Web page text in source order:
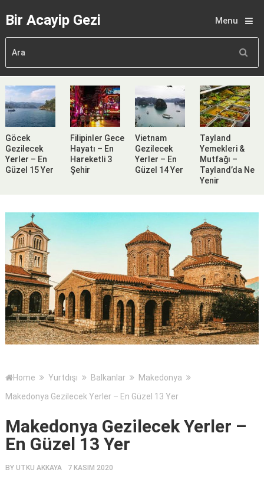
Bir Acayip Gezi Menu
Göcek
Gezilecek
Yerler – En
Güzel 15 Yer
Filipinler Gece
Hayatı – En
Hareketli 3
Şehir
Vietnam
Gezilecek
Yerler – En
Güzel 14 Yer
Tayland
Yemekleri &
Mutfağı –
Tayland’da Ne
Yenir
Home Yurtdışı Balkanlar
Makedonya
Makedonya Gezilecek Yerler – En Güzel 13 Yer
Makedonya Gezilecek Yerler –
En Güzel 13 Yer
BY UTKU AKKAYA 7 KASIM 2020